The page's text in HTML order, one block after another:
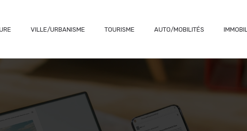
VILLE/URBANISME TOURISME AUTO/MOBILITÉS